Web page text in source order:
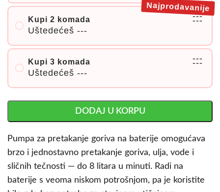
Kupi 2 komada
Uštedećeš ---
---
---
Najprodavanije
Kupi 3 komada
Uštedećeš ---
---
---
DODAJ U KORPU
Pumpa za pretakanje goriva na baterije omogućava
brzo i jednostavno pretakanje goriva, ulja, vode i
sličnih tečnosti — do 8 litara u minuti. Radi na
baterije s veoma niskom potrošnjom, pa je koristite